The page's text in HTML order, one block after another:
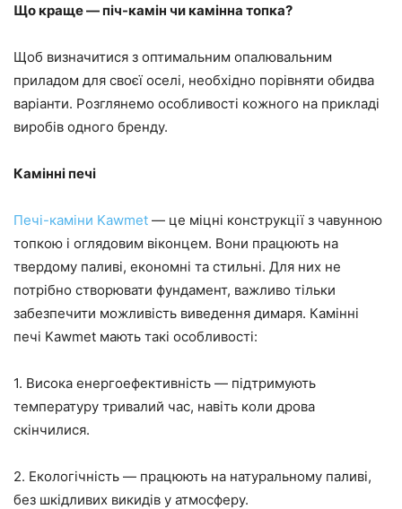
Що краще — піч-камін чи камінна топка?
Щоб визначитися з оптимальним опалювальним
приладом для своєї оселі, необхідно порівняти обидва
варіанти. Розглянемо особливості кожного на прикладі
виробів одного бренду.
Камінні печі
Печі-каміни Kawmet — це міцні конструкції з чавунною
топкою і оглядовим віконцем. Вони працюють на
твердому паливі, економні та стильні. Для них не
потрібно створювати фундамент, важливо тільки
забезпечити можливість виведення димаря. Камінні
печі Kawmet мають такі особливості:
1. Висока енергоефективність — підтримують
температуру тривалий час, навіть коли дрова
скінчилися.
2. Екологічність — працюють на натуральному паливі,
без шкідливих викидів у атмосферу.